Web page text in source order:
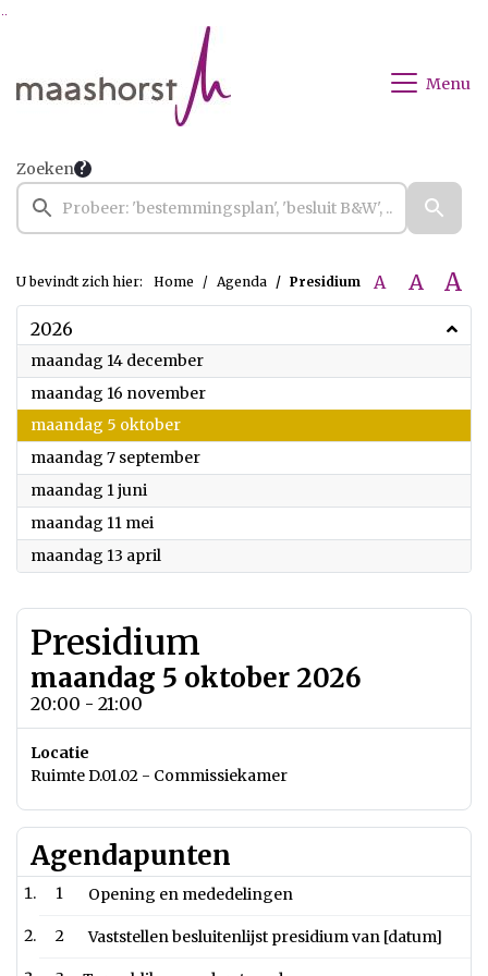
Ga naar de inhoud van deze pagina
Menu
Zoeken
U bevindt zich hier: Home Agenda Presidium A A A
2026
maandag 14 december2026
maandag 16 november2026
maandag 5 oktober2026
maandag 7 september2026
maandag 1 juni
maandag 11 mei
maandag 13 april
Presidium
maandag 5 oktober 2026
20:00 - 21:00
Locatie
Ruimte D.01.02 - Commissiekamer
Agendapunten
1 Opening en mededelingen
2 Vaststellen besluitenlijst presidium van [datum]